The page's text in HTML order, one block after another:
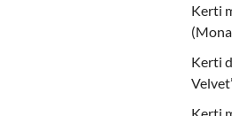
Kerti
Kerti